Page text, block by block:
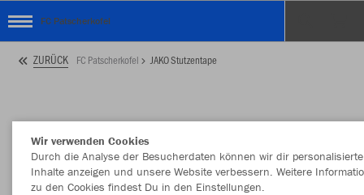
FC Patscherkofel
ZURÜCK FC Patscherkofel JAKO Stutzentape
Wir verwenden Cookies
Durch die Analyse der Besucherdaten können wir dir personalisierte
Inhalte anzeigen und unsere Website verbessern. Weitere
zu den Cookies findest Du in den Einstellungen.